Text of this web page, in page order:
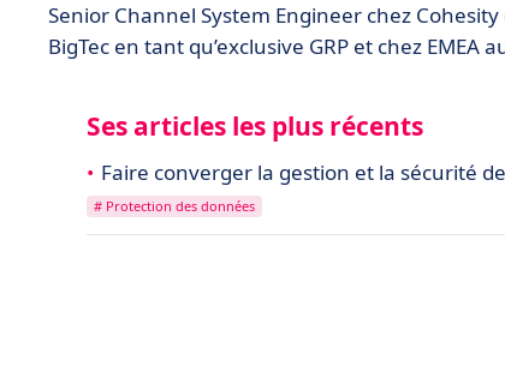
Senior Channel System Engineer chez
BigTec en tant qu’exclusive GRP et chez
Ses articles les plus récents
Faire converger la gestion et la sécurité
# Protection des données